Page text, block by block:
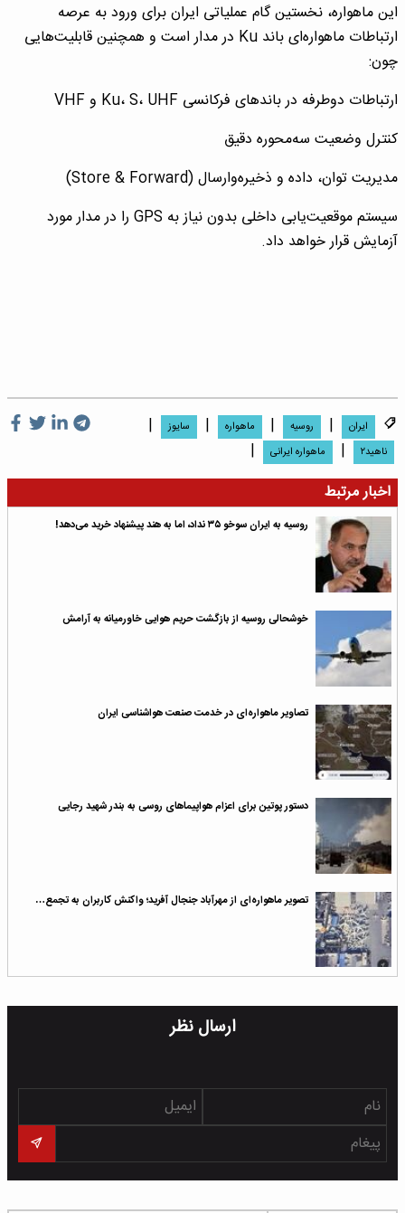
این ماهواره، نخستین گام عملیاتی ایران برای ورود به عرصه
ارتباطات ماهواره‌ای باند Ku در مدار است و همچنین قابلیت‌هایی
چون:
ارتباطات دوطرفه در باندهای فرکانسی Ku، S، UHF و VHF
کنترل وضعیت سه‌محوره دقیق
مدیریت توان، داده و ذخیره‌و‌ارسال (Store & Forward)
سیستم موقعیت‌یابی داخلی بدون نیاز به GPS را در مدار مورد
آزمایش قرار خواهد داد.
ایران | روسیه | ماهواره | سایوز |
ناهید۲ | ماهواره ایرانی
|
اخبار مرتبط
روسیه به ایران سوخو ۳۵ نداد، اما به هند پیشنهاد خرید می‌دهد!
خوشحالی روسیه از بازگشت حریم هوایی خاورمیانه به آرامش
تصاویر ماهواره‌ای در خدمت صنعت هواشناسی ایران
دستور پوتین برای اعزام هواپیماهای روسی به بندر شهید رجایی
تصویر ماهواره‌ای از مهرآباد جنجال آفرید؛ واکنش کاربران به تجمع…
ارسال نظر